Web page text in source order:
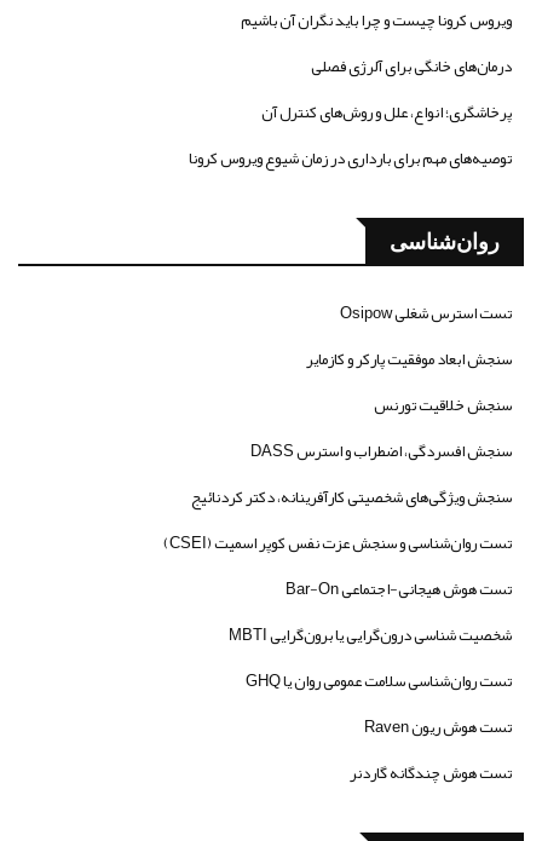
ویروس کرونا چیست و چرا باید نگران آن باشیم
درمان‌های خانگی برای آلرژی فصلی
پرخاشگری؛ انواع، علل و روش‌های کنترل آن
توصیه‌های مهم برای بارداری در زمان شیوع ویروس کرونا
روان‌شناسی
تست استرس شغلی Osipow
سنجش ابعاد موفقیت پارکر و کازمایر
سنجش خلاقیت تورنس
سنجش افسردگی، اضطراب و استرس DASS
سنجش ویژگی‌های شخصیتی کارآفرینانه، دکتر کردنائیج
تست روان‌شناسی و سنجش عزت نفس کوپر اسمیت (CSEI)
تست هوش هیجانی-اجتماعی Bar-On
شخصیت شناسی درون‌گرایی یا برون‌گرایی MBTI
تست روان‌شناسی سلامت عمومی روان یا GHQ
تست هوش ریون Raven
تست هوش چندگانه گاردنر